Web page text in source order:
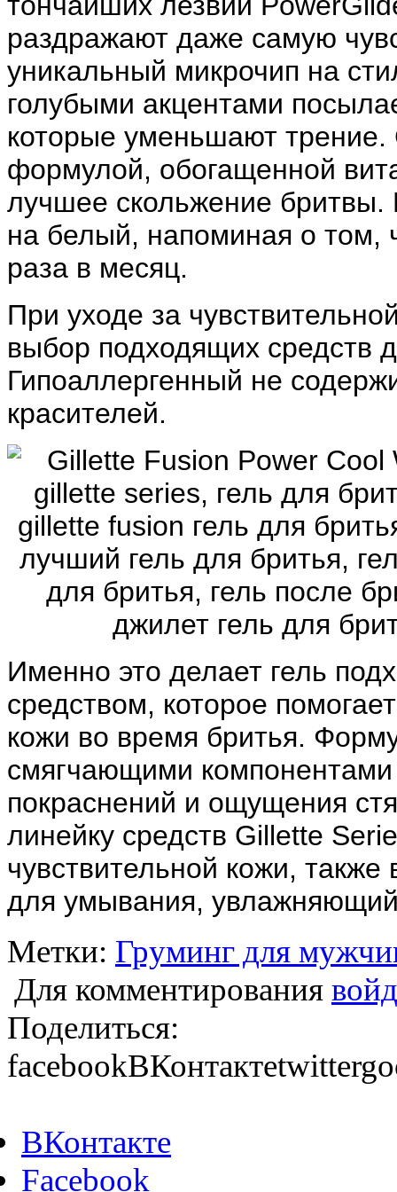
раздражают даже самую
уникальный микрочип на
голубыми акцентами
которые уменьшают
формулой, обогащенной
лучшее скольжение бритвы.
на белый, напоминая о том,
раза в месяц.
При уходе за
выбор подходящих средств
Гипоаллергенный не
красителей.
Именно это делает гель
средством, которое
кожи во время бритья.
смягчающими компонентами
покраснений и ощущения
линейку средств Gillette
чувствительной кожи,
для умывания,
Метки: Груминг для
Для комментирования
Поделиться:
facebookВКонтактеtwitter
ВКонтакте
Facebook